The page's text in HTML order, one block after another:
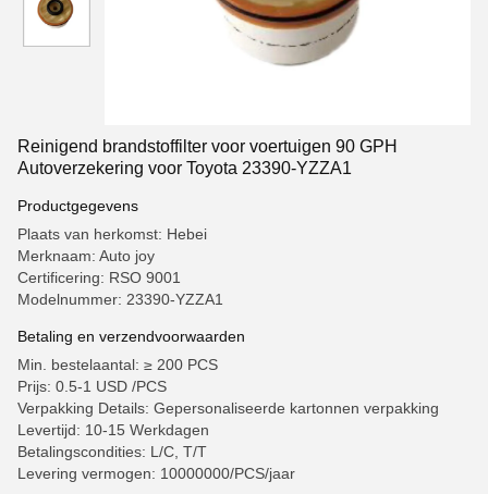
Reinigend brandstoffilter voor voertuigen 90 GPH
Autoverzekering voor Toyota 23390-YZZA1
Productgegevens
Plaats van herkomst: Hebei
Merknaam: Auto joy
Certificering: RSO 9001
Modelnummer: 23390-YZZA1
Betaling en verzendvoorwaarden
Min. bestelaantal: ≥ 200 PCS
Prijs: 0.5-1 USD /PCS
Verpakking Details: Gepersonaliseerde kartonnen verpakking
Levertijd: 10-15 Werkdagen
Betalingscondities: L/C, T/T
Levering vermogen: 10000000/PCS/jaar